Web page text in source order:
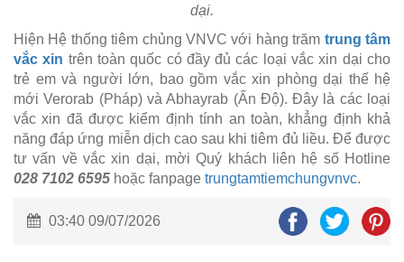
dại.
Hiện Hệ thống tiêm chủng VNVC với hàng trăm trung tâm
vắc xin trên toàn quốc có đầy đủ các loại vắc xin dại cho
trẻ em và người lớn, bao gồm vắc xin phòng dại thế hệ
mới Verorab (Pháp) và Abhayrab (Ấn Độ). Đây là các loại
vắc xin đã được kiểm định tính an toàn, khẳng định khả
năng đáp ứng miễn dịch cao sau khi tiêm đủ liều. Để được
tư vấn về vắc xin dại, mời Quý khách liên hệ số Hotline
028 7102 6595 hoặc fanpage trungtamtiemchungvnvc.
03:40 09/07/2026